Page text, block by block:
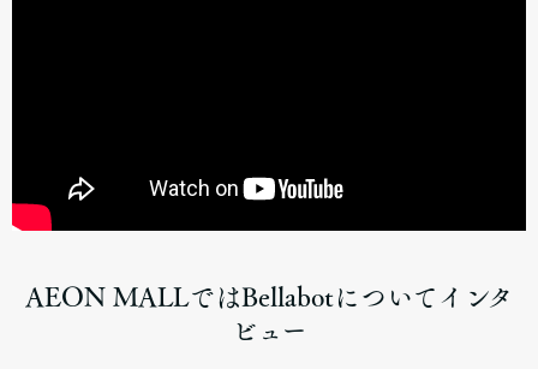
AEON MALLではBellabotについてインタ
ビュー